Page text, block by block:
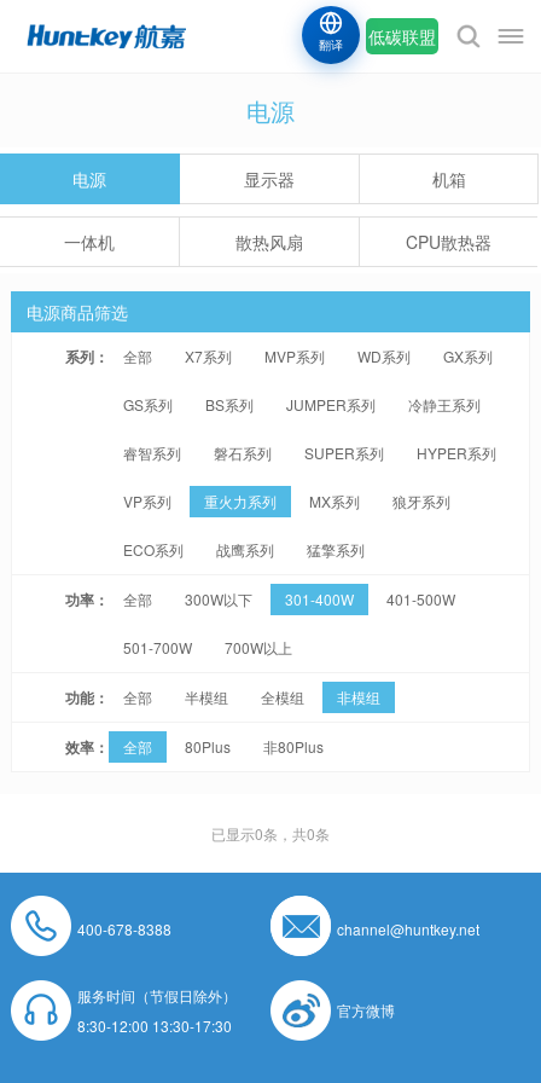
低碳联盟
翻译
电源
电源 显示器 机箱
一体机 散热风扇 CPU散热器
电源商品筛选
系列： 全部 X7系列 MVP系列 WD系列 GX系列
GS系列 BS系列 JUMPER系列 冷静王系列
睿智系列 磐石系列 SUPER系列 HYPER系列
VP系列 重火力系列 MX系列 狼牙系列
ECO系列 战鹰系列 猛擎系列
功率： 全部 300W以下 301-400W 401-500W
501-700W 700W以上
功能： 全部 半模组 全模组 非模组
效率： 全部 80Plus 非80Plus
已显示0条，共0条
400-678-8388 channel@huntkey.net
服务时间（节假日除外）
8:30-12:00 13:30-17:30
官方微博